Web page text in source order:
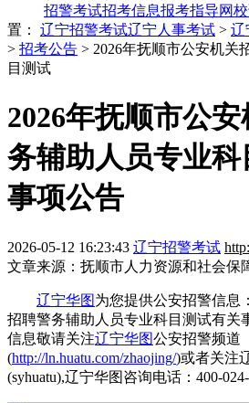
招警考试招考信息报考指导网
置： 辽宁招警考试辽宁人事考试 > 辽
> 招考公告 > 2026年抚顺市公安机关
目测试
2026年抚顺市公
务辅助人员专业
事项公告
2026-05-12 16:23:43 辽宁招警考试
文章来源：抚顺市人力资源和社会保
辽宁华图为您提供公安招警信息
招聘警务辅助人员专业科目测试有关
信息敬请关注辽宁华图公安招警频道
(http://ln.huatu.com/zhaojing/)或者关注
(syhuatu),辽宁华图咨询电话：400-024-